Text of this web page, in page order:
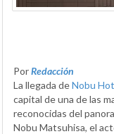
PorRedacción
La llegada deNobu
capital de una de las
reconocidas del
Nobu Matsuhisa, el